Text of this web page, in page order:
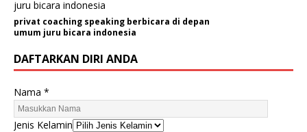
privat coaching speaking berbicara di depan
umum juru bicara indonesia
DAFTARKAN DIRI ANDA
Nama *
Jenis Kelamin